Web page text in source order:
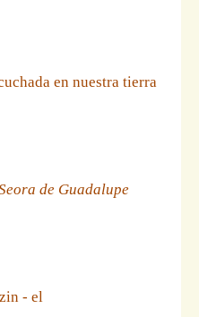
en nuestra tierra
de Guadalupe
- el